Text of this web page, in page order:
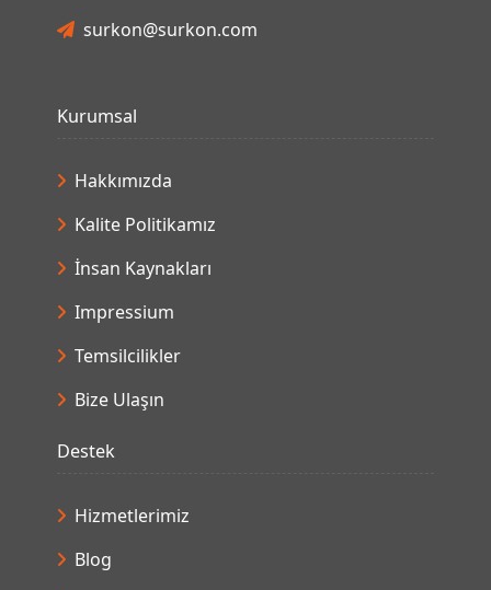
surkon@surkon.com
Kurumsal
Hakkımızda
Kalite Politikamız
İnsan Kaynakları
Impressium
Temsilcilikler
Bize Ulaşın
Destek
Hizmetlerimiz
Blog